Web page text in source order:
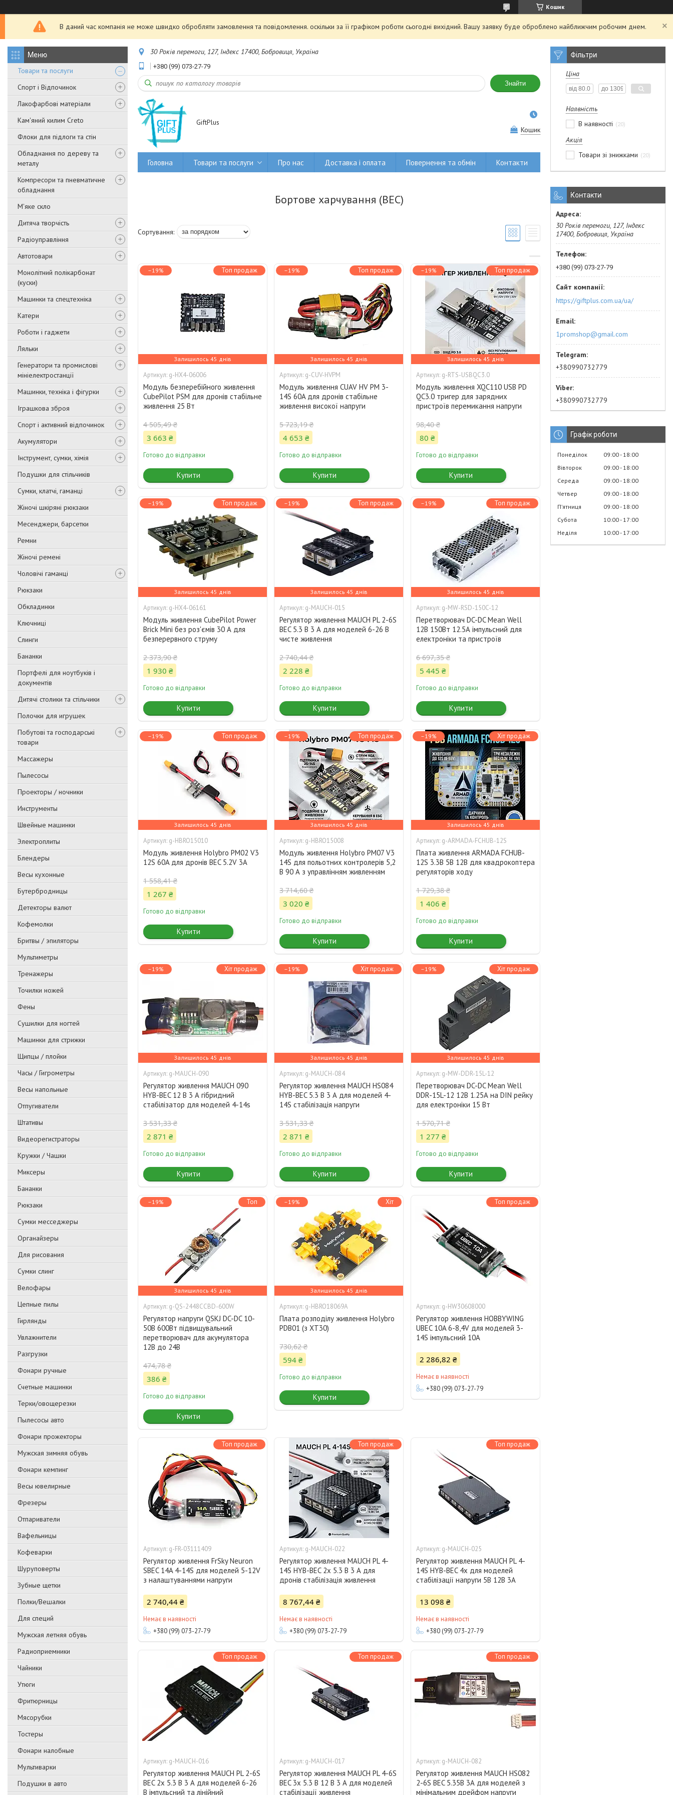
Кошик
В даний час компанія не може швидко обробляти замовлення та повідомлення. оскільки за її графіком роботи сьогодні вихідний. Вашу заявку буде оброблено найближчим робочим днем.
Товари та послуги
Спорт і Відпочинок
Лакофарбові матеріали
Кам'яний килим Creto
Флоки для підлоги та стін
Обладнання по дереву та
металу
Компресори та пневматичне
обладнання
М'яке скло
Дитяча творчість
Радіоуправління
Автотовари
Монолітний полікарбонат
(куски)
Машинки та спецтехніка
Катери
Роботи і гаджети
Ляльки
Генератори та промислові
мініелектростанції
Машинки, техніка і фігурки
Іграшкова зброя
Спорт і активний відпочинок
Акумулятори
Інструмент, сумки, хімія
Подушки для стільчиків
Сумки, клатчі, гаманці
Жіночі шкіряні рюкзаки
Месенджери, барсетки
Ремни
Жіночі ремені
Чоловічі гаманці
Рюкзаки
Обкладинки
Ключниці
Слинги
Бананки
Портфелі для ноутбуків і
документів
Дитячі столики та стільчики
Полочки для игрушек
Побутові та господарські
товари
Массажеры
Пылесосы
Проекторы / ночники
Инструменты
Швейные машинки
Электроплиты
Блендеры
Весы кухонные
Бутербродницы
Детекторы валют
Кофемолки
Бритвы / эпиляторы
Мультиметры
Тренажеры
Точилки ножей
Фены
Сушилки для ногтей
Машинки для стрижки
Щипцы / плойки
Часы / Гигрометры
Весы напольные
Отпугиватели
Штативы
Видеорегистраторы
Кружки / Чашки
Миксеры
Бананки
Рюкзаки
Сумки месседжеры
Органайзеры
Для рисования
Сумки слинг
Велофары
Цепные пилы
Гирлянды
Увлажнители
Разгрузки
Фонари ручные
Счетные машинки
Терки/овощерезки
Пылесосы авто
Фонари прожекторы
Мужская зимняя обувь
Фонари кемпинг
Весы ювелирные
Фрезеры
Отпариватели
Вафельницы
Кофеварки
Шуруповерты
Зубные щетки
Полки/Вешалки
Для специй
Мужская летняя обувь
Радиоприемники
Чайники
Утюги
Фритюрницы
Мясорубки
Тостеры
Фонари налобные
Мультиварки
Подушки в авто
30 Років перемоги, 127, Індекс 17400, Бобровиця, Україна
+380 (99) 073-27-79
Знайти
GiftPlus
Кошик
Головна Товари та послуги Про нас Доставка і оплата Повернення та обмін Контакти
Бортове харчування (BEC)
–19%
Залишилось 45 днів
Топ продаж
g-HX4-06006
Модуль безперебійного живлення
CubePilot PSM для дронів стабільне
живлення 25 Вт
4 505,49 ₴
3 663 ₴
Готово до відправки
Купити
–19%
Залишилось 45 днів
Топ продаж
g-CUV-HVPM
Модуль живлення CUAV HV PM 3-
14S 60A для дронів стабільне
живлення високої напруги
5 723,19 ₴
4 653 ₴
Готово до відправки
Купити
–19%
Залишилось 45 днів
Топ продаж
g-RTS-USBQC3.0
Модуль живлення XQC110 USB PD
QC3.0 тригер для зарядних
пристроїв перемикання напруги
98,40 ₴
80 ₴
Готово до відправки
Купити
–19%
Залишилось 45 днів
Топ продаж
g-HX4-06161
Модуль живлення CubePilot Power
Brick Mini без роз'ємів 30 А для
безперервного струму
2 373,90 ₴
1 930 ₴
Готово до відправки
Купити
–19%
Залишилось 45 днів
Топ продаж
g-MAUCH-015
Регулятор живлення MAUCH PL 2-6S
BEC 5.3 В 3 А для моделей 6-26 В
чисте живлення
2 740,44 ₴
2 228 ₴
Готово до відправки
Купити
–19%
Залишилось 45 днів
Топ продаж
g-MW-RSD-150C-12
Перетворювач DC-DC Mean Well
12В 150Вт 12.5А імпульсний для
електроніки та пристроїв
6 697,35 ₴
5 445 ₴
Готово до відправки
Купити
–19%
Залишилось 45 днів
Топ продаж
g-HBRO15010
Модуль живлення Holybro PM02 V3
12S 60A для дронів BEC 5.2V 3A
1 558,41 ₴
1 267 ₴
Готово до відправки
Купити
–19%
Залишилось 45 днів
Топ продаж
g-HBRO15008
Модуль живлення Holybro PM07 V3
14S для польотних контролерів 5,2
В 90 А з управлінням живленням
3 714,60 ₴
3 020 ₴
Готово до відправки
Купити
–19%
Залишилось 45 днів
Хіт продаж
g-ARMADA-FCHUB-12S
Плата живлення ARMADA FCHUB-
12S 3.3В 5В 12В для квадрокоптера
регуляторів ходу
1 729,38 ₴
1 406 ₴
Готово до відправки
Купити
–19%
Залишилось 45 днів
Хіт продаж
g-MAUCH-090
Регулятор живлення MAUCH 090
HYB-BEC 12 В 3 А гібридний
стабілізатор для моделей 4-14s
3 531,33 ₴
2 871 ₴
Готово до відправки
Купити
–19%
Залишилось 45 днів
Хіт продаж
g-MAUCH-084
Регулятор живлення MAUCH HS084
HYB-BEC 5.3 В 3 А для моделей 4-
14S стабілізація напруги
3 531,33 ₴
2 871 ₴
Готово до відправки
Купити
–19%
Залишилось 45 днів
Хіт продаж
g-MW-DDR-15L-12
Перетворювач DC-DC Mean Well
DDR-15L-12 12В 1.25А на DIN рейку
для електроніки 15 Вт
1 570,71 ₴
1 277 ₴
Готово до відправки
Купити
–19%
Залишилось 45 днів
Топ
g-QS-2448CCBD-600W
Регулятор напруги QSKJ DC-DC 10-
50В 600Вт підвищувальний
перетворювач для акумулятора
12В до 24В
474,78 ₴
386 ₴
Готово до відправки
Купити
–19%
Залишилось 45 днів
Хіт
g-HBRO18069A
Плата розподілу живлення Holybro
PDB01 (з XT30)
730,62 ₴
594 ₴
Готово до відправки
Купити
Топ продаж
g-HW30608000
Регулятор живлення HOBBYWING
UBEC 10A 6-8,4V для моделей 3-
14S імпульсний 10А
2 286,82 ₴
Немає в наявності
+380 (99) 073-27-79
Топ продаж
g-FR-03111409
Регулятор живлення FrSky Neuron
SBEC 14A 4-14S для моделей 5-12V
з налаштуваннями напруги
2 740,44 ₴
Немає в наявності
+380 (99) 073-27-79
Топ продаж
g-MAUCH-022
Регулятор живлення MAUCH PL 4-
14S HYB-BEC 2x 5.3 В 3 А для
дронів стабілізація живлення
8 767,44 ₴
Немає в наявності
+380 (99) 073-27-79
Топ продаж
g-MAUCH-025
Регулятор живлення MAUCH PL 4-
14S HYB-BEC 4x для моделей
стабілізації напруги 5В 12В 3А
13 098 ₴
Немає в наявності
+380 (99) 073-27-79
Топ продаж
g-MAUCH-016
Регулятор живлення MAUCH PL 2-6S
BEC 2x 5.3 В 3 А для моделей 6-26
В імпульсний та лінійний
Топ продаж
g-MAUCH-017
Регулятор живлення MAUCH PL 4-6S
BEC 3x 5.3 В 12 В 3 А для моделей
стабілізації живлення
Топ продаж
g-MAUCH-082
Регулятор живлення MAUCH HS082
2-6S BEC 5.35В 3А для моделей з
мінімальним дрейфом напруги
Фільтри
Ціна
Наявність
В наявності
20
Акція
Товари зі знижками
20
Контакти
30 Років перемоги, 127, Індекс
17400, Бобровиця, Україна
+380 (99) 073-27-79
https://giftplus.com.ua/ua/
1promshop@gmail.com
+380990732779
+380990732779
Графік роботи
Понеділок 09:00 18:00
Вівторок
09:00 18:00
Середа
09:00 18:00
Четвер
09:00 18:00
Пʼятниця
09:00 18:00
Субота
10:00 17:00
Неділя
10:00 17:00